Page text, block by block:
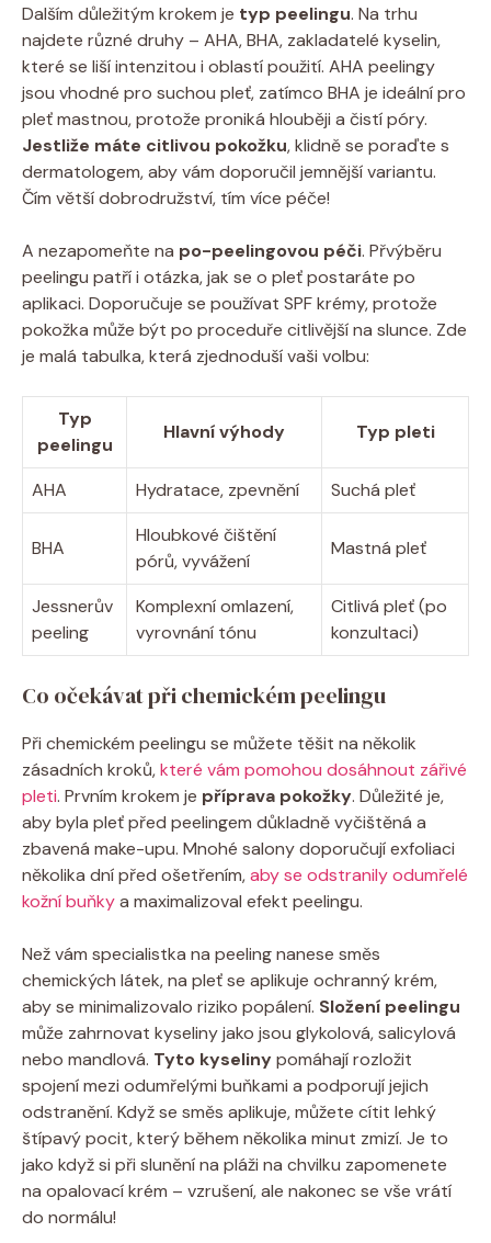
Dalším důležitým krokem je typ peelingu. Na trhu
najdete různé druhy – AHA, BHA, zakladatelé kyselin,
které se liší intenzitou i oblastí použití. AHA peelingy
jsou vhodné pro suchou pleť, zatímco BHA je ideální pro
pleť mastnou, protože proniká hlouběji a čistí póry.
Jestliže máte citlivou pokožku, klidně se poraďte s
dermatologem, aby vám doporučil jemnější variantu.
Čím větší dobrodružství, tím více péče!
A nezapomeňte na po-peelingovou péči. Přvýběru
peelingu patří i otázka, jak se o pleť postaráte po
aplikaci. Doporučuje se používat SPF krémy, protože
pokožka může být po proceduře citlivější na slunce. Zde
je malá tabulka, která zjednoduší vaši volbu:
Typ
peelingu
Hlavní výhody Typ pleti
AHA Hydratace, zpevnění Suchá pleť
BHA
Hloubkové čištění
pórů, vyvážení
Mastná pleť
Jessnerův
peeling
Komplexní omlazení,
vyrovnání tónu
Citlivá pleť (po
konzultaci)
Co očekávat při chemickém peelingu
Při chemickém peelingu se můžete těšit na několik
zásadních kroků,které vám pomohou dosáhnout zářivé
pleti. Prvním krokem je příprava pokožky. Důležité je,
aby byla pleť před peelingem důkladně vyčištěná a
zbavená make-upu. Mnohé salony doporučují exfoliaci
několika dní před ošetřením,aby se odstranily odumřelé
kožní buňkya maximalizoval efekt peelingu.
Než vám specialistka na peeling nanese směs
chemických látek, na pleť se aplikuje ochranný krém,
aby se minimalizovalo riziko popálení. Složení peelingu
může zahrnovat kyseliny jako jsou glykolová, salicylová
nebo mandlová. Tyto kyselinypomáhají rozložit
spojení mezi odumřelými buňkami a podporují jejich
odstranění. Když se směs aplikuje, můžete cítit lehký
štípavý pocit, který během několika minut zmizí. Je to
jako když si při slunění na pláži na chvilku zapomenete
na opalovací krém – vzrušení, ale nakonec se vše vrátí
do normálu!